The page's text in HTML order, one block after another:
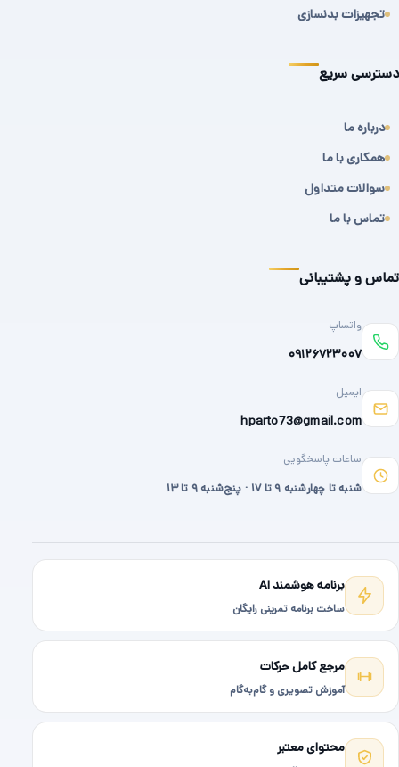
تجهیزات بدنسازی
دسترسی سریع
درباره ما
همکاری با ما
سوالات متداول
تماس با ما
تماس و پشتیبانی
واتساپ
۰۹۱۲۶۷۲۳۰۰۷
ایمیل
hparto73@gmail.com
ساعات پاسخگویی
شنبه تا چهارشنبه ۹ تا ۱۷ · پنج‌شنبه ۹ تا ۱۳
برنامه هوشمند AI
ساخت برنامه تمرینی رایگان
مرجع کامل حرکات
آموزش تصویری و گام‌به‌گام
محتوای معتبر